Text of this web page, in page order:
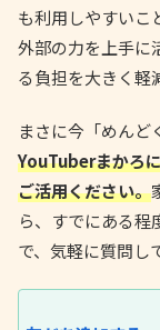
も利用しやすいこ
外部の力を上手に
る負担を大きく軽
まさに今「めんど
YouTuberまかろ
ご活用ください。
ら、すでにある程
で、気軽に質問し